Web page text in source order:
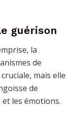
guérison
la
de
mais elle
de
les émotions.